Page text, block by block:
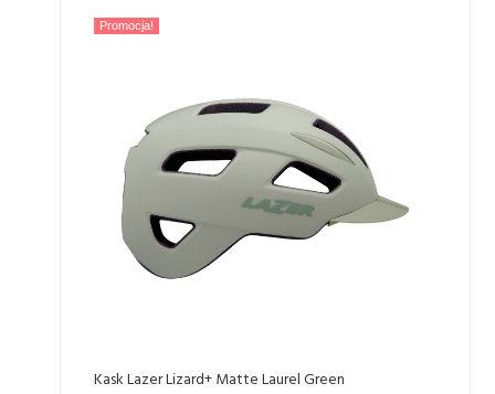
Promocja!
Kask Lazer Lizard+ Matte Laurel Green